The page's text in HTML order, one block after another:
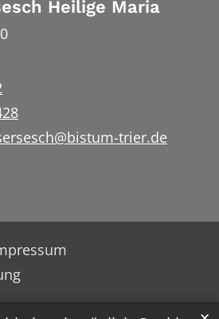
Heilige Maria
trier.de